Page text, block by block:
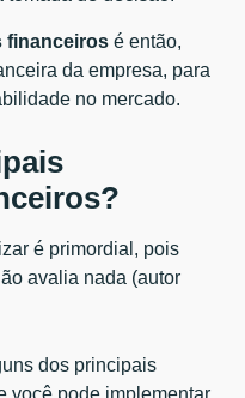
financeiros é então,
da empresa, para
no mercado.
é primordial, pois
avalia nada (autor
dos principais
você pode implementar